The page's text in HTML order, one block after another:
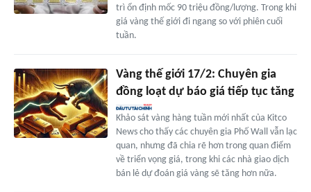
trì ổn định mốc 90 triệu đồng/lượng. Trong khi
giá vàng thế giới đi ngang so với phiên cuối
tuần.
Vàng thế giới 17/2: Chuyên gia
đồng loạt dự báo giá tiếp tục tăng
Khảo sát vàng hàng tuần mới nhất của Kitco
News cho thấy các chuyên gia Phố Wall vẫn lạc
quan, nhưng đã chia rẽ hơn trong quan điểm
về triển vọng giá, trong khi các nhà giao dịch
bán lẻ dự đoán giá vàng sẽ tăng hơn nữa.